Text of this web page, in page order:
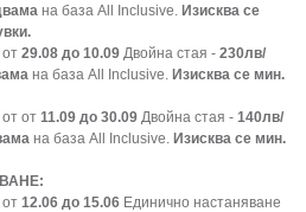
на база All Inclusive. Изисква се
29.08 до 10.09 Двойна стая - 230лв/
на база All Inclusive. Изисква се мин.
от 11.09 до 30.09 Двойна стая - 140лв/
на база All Inclusive. Изисква се мин.
12.06 до 15.06 Единично настаняване